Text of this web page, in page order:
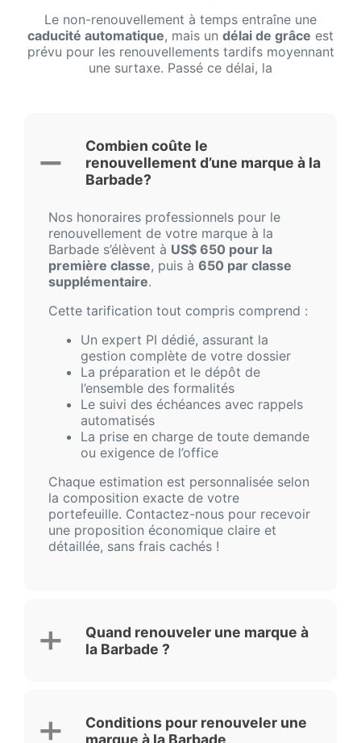
Le non-renouvellement à temps entraîne une
caducité automatique, mais un délai de grâce est
prévu pour les renouvellements tardifs moyennant
une surtaxe. Passé ce délai, la
Combien coûte le
renouvellement d’une marque à la
Barbade?
Nos honoraires professionnels pour le
renouvellement de votre marque à la
Barbade s’élèvent à US$ 650 pour la
première classe, puis à 650 par classe
supplémentaire.
Cette tarification tout compris comprend :
Un expert PI dédié, assurant la
gestion complète de votre dossier
La préparation et le dépôt de
l’ensemble des formalités
Le suivi des échéances avec rappels
automatisés
La prise en charge de toute demande
ou exigence de l’office
Chaque estimation est personnalisée selon
la composition exacte de votre
portefeuille. Contactez-nous pour recevoir
une proposition économique claire et
détaillée, sans frais cachés !
Quand renouveler une marque à
la Barbade ?
Conditions pour renouveler une
marque à la Barbade